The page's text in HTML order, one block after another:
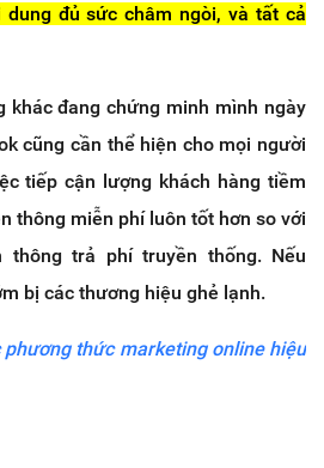
đủ sức châm ngòi, và tất cả
khác đang chứng minh mình ngày
cũng cần thể hiện cho mọi người
tiếp cận lượng khách hàng tiềm
thông miễn phí luôn tốt hơn so với
thông trả phí truyền thống. Nếu
bị các thương hiệu ghẻ lạnh.
phương thức marketing online hiệu